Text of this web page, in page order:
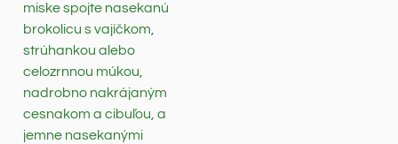
miske spojte nasekanú
brokolicu s vajíčkom,
strúhankou alebo
celozrnnou múkou,
nadrobno nakrájaným
cesnakom a cibuľou, a
jemne nasekanými